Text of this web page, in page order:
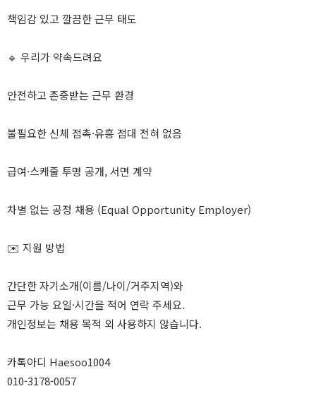
책임감 있고 깔끔한 근무 태도
🔹 우리가 약속드려요
안전하고 존중받는 근무 환경
불필요한 신체 접촉·유흥 접대 전혀 없음
급여·스케줄 투명 공개, 서면 계약
차별 없는 공정 채용 (Equal Opportunity Employer)
✉️ 지원 방법
간단한 자기소개(이름/나이/거주지역)와
근무 가능 요일·시간을 적어 연락 주세요.
개인정보는 채용 목적 외 사용하지 않습니다.
카톡아디 Haesoo1004
010-3178-0057